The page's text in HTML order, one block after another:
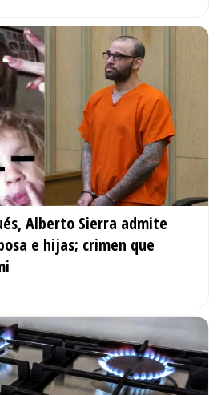
Alberto Sierra admite
e hijas; crimen que